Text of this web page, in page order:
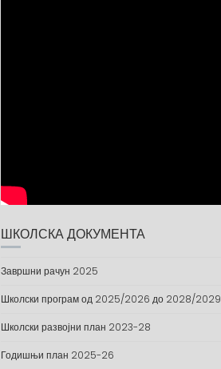
ШКОЛСКА ДОКУМЕНТА
Завршни рачун 2025
Школски програм од 2025/2026 до 2028/2029
Школски развојни план 2023-28
Годишњи план 2025-26